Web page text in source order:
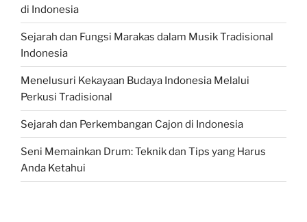
di Indonesia
Sejarah dan Fungsi Marakas dalam Musik Tradisional
Indonesia
Menelusuri Kekayaan Budaya Indonesia Melalui
Perkusi Tradisional
Sejarah dan Perkembangan Cajon di Indonesia
Seni Memainkan Drum: Teknik dan Tips yang Harus
Anda Ketahui